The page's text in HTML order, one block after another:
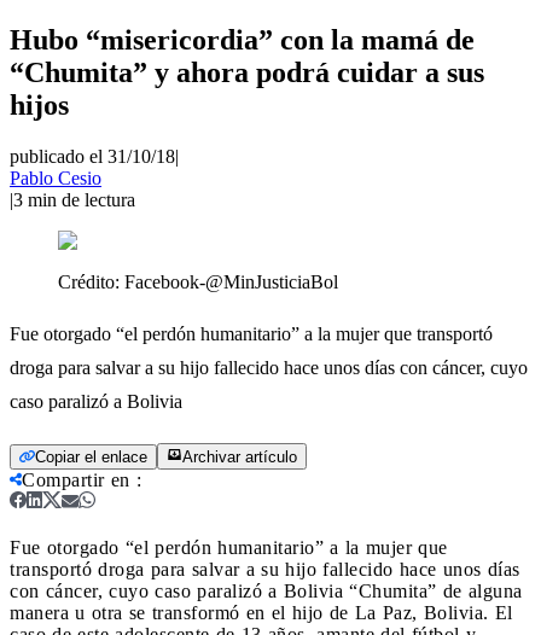
Hubo “misericordia” con la mamá de
“Chumita” y ahora podrá cuidar a sus
hijos
publicado el 31/10/18|
Pablo Cesio
|3 min de lectura
Crédito: Facebook-@MinJusticiaBol
Fue otorgado “el perdón humanitario” a la mujer que transportó
droga para salvar a su hijo fallecido hace unos días con cáncer, cuyo
caso paralizó a Bolivia
Copiar el enlace Archivar artículo
Compartir en :
Fue otorgado “el perdón humanitario” a la mujer que
transportó droga para salvar a su hijo fallecido hace unos días
con cáncer, cuyo caso paralizó a Bolivia “Chumita” de alguna
manera u otra se transformó en el hijo de La Paz, Bolivia. El